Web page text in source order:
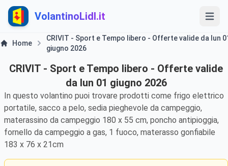
VolantinoLidl.it
Home
CRIVIT - Sport e Tempo libero - Offerte valide da lun
giugno 2026
CRIVIT - Sport e Tempo libero - Offerte valide
da lun 01 giugno 2026
In questo volantino puoi trovare prodotti come frigo elettrico
portatile, sacco a pelo, sedia pieghevole da campeggio,
materassino da campeggio 180 x 55 cm, poncho antipioggia,
fornello da campeggio a gas, 1 fuoco, materasso gonfiabile
183 x 76 x 21cm